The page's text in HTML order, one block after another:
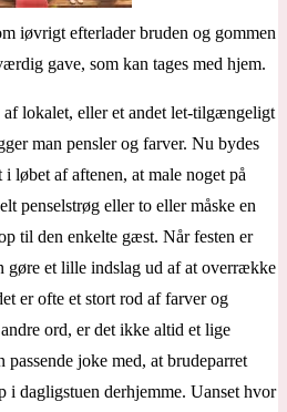
iøvrigt efterlader bruden og gommen
gave, som kan tages med hjem.
lokalet, eller et andet let-tilgængeligt
man pensler og farver. Nu bydes
løbet af aftenen, at male noget på
penselstrøg eller to eller måske en
til den enkelte gæst. Når festen er
gøre et lille indslag ud af at overrække
er ofte et stort rod af farver og
ord, er det ikke altid et lige
joke med, at brudeparret
i dagligstuen derhjemme. Uanset hvor